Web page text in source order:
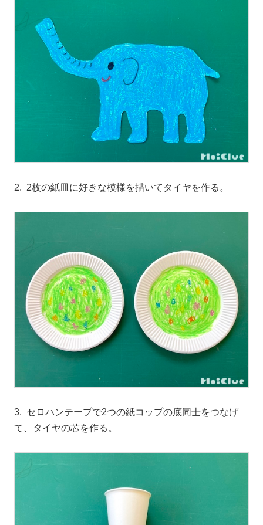
2. 2枚の紙皿に好きな模様を描いてタイヤを作る。
3. セロハンテープで2つの紙コップの底同士をつなげ
て、タイヤの芯を作る。